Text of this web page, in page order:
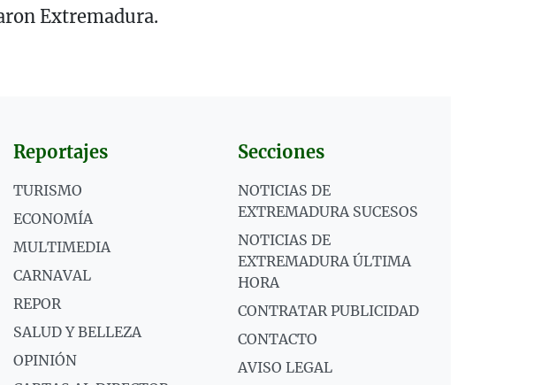
Extremadura.
Reportajes
TURISMO
ECONOMÍA
MULTIMEDIA
CARNAVAL
REPOR
SALUD Y BELLEZA
OPINIÓN
Secciones
NOTICIAS DE
EXTREMADURA SUCESOS
NOTICIAS DE
EXTREMADURA ÚLTIMA
HORA
CONTRATAR PUBLICIDAD
CONTACTO
AVISO LEGAL